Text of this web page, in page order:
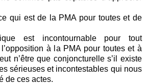
qui est de la PMA pour toutes et de
est incontournable pour tout
à la PMA pour toutes et à
n’être que conjoncturelle s’il existe
sérieuses et incontestables qui nous
de ces actes.